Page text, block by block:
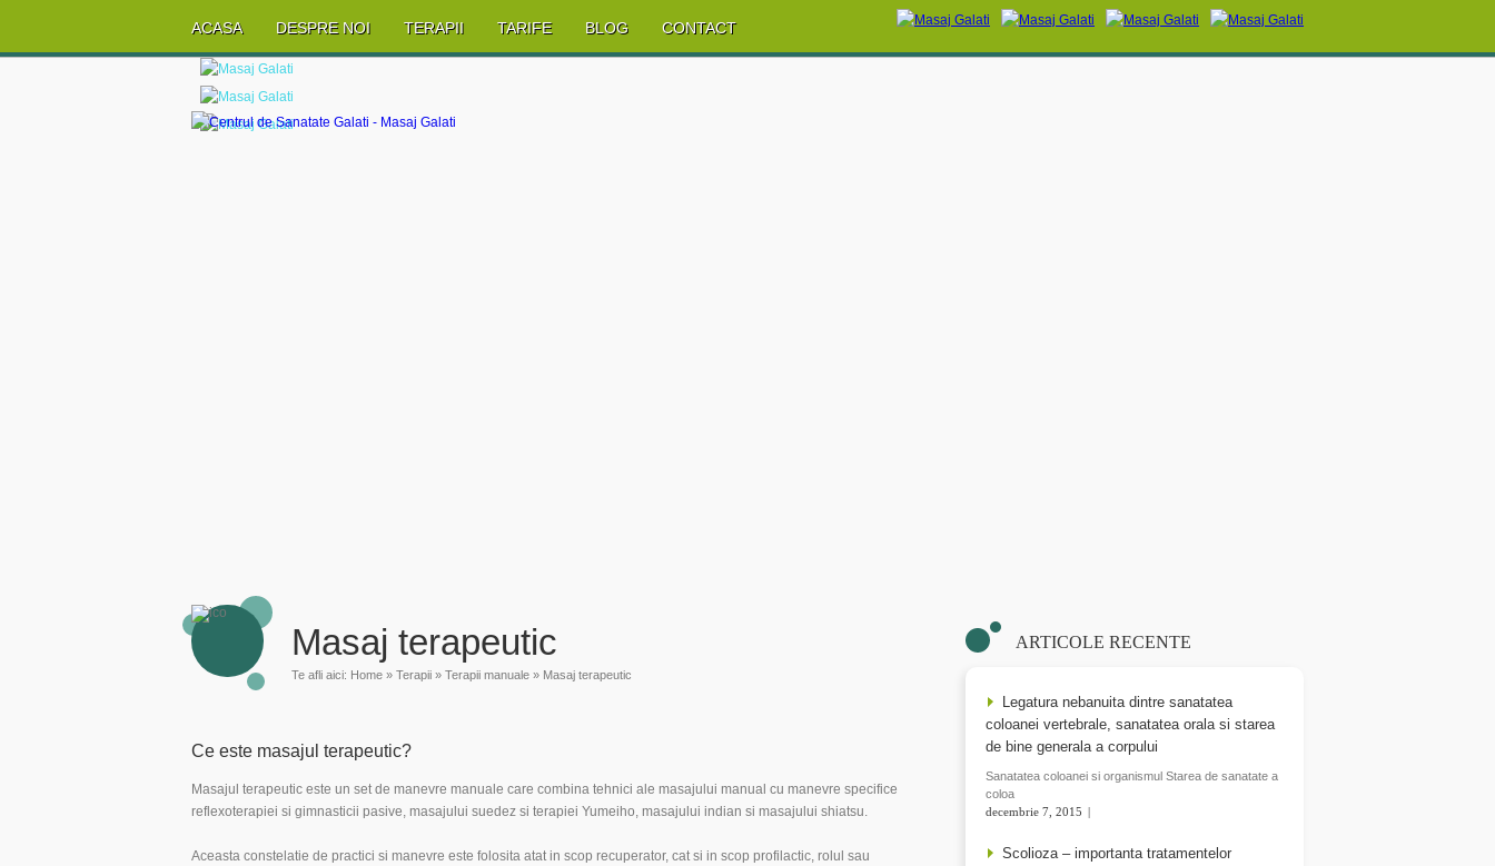
ACASA DESPRE NOI TERAPII TARIFE BLOG CONTACT
Masaj terapeutic
Te afli aici: Home » Terapii » Terapii manuale » Masaj terapeutic
Ce este masajul terapeutic?
Masajul terapeutic este un set de manevre manuale care combina tehnici ale masajului manual cu manevre specifice
reflexoterapiei si gimnasticii pasive, masajului suedez si terapiei Yumeiho, masajului indian si masajului shiatsu.
Aceasta constelatie de practici si manevre este folosita atat in scop recuperator, cat si in scop profilactic, rolul sau
ARTICOLE RECENTE
Legatura nebanuita dintre sanatatea
coloanei vertebrale, sanatatea orala si starea
de bine generala a corpului
Sanatatea coloanei si organismul Starea de sanatate a
coloa
decembrie 7, 2015
Scolioza – importanta tratamentelor